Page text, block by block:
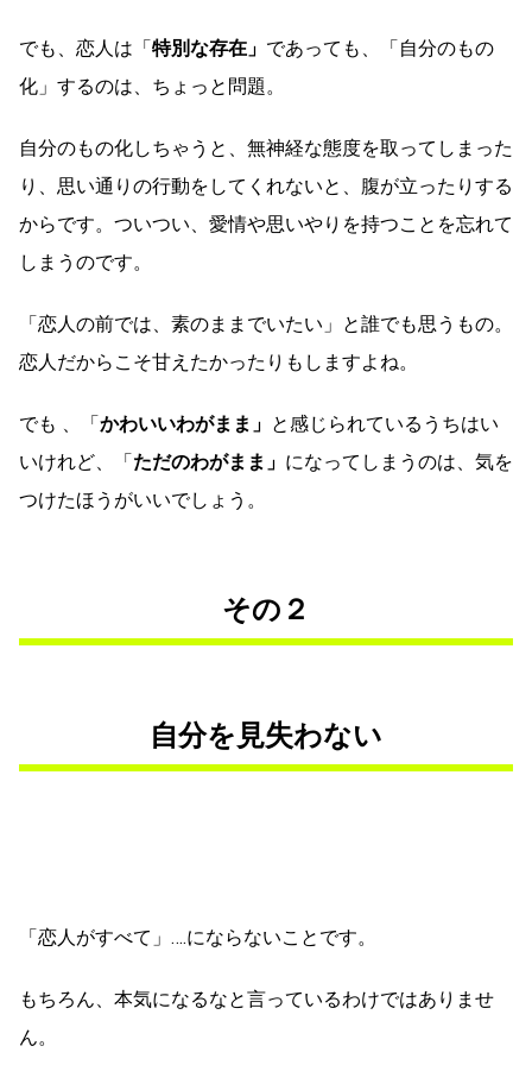
でも、恋人は「特別な存在」 であっても、「自分のもの
化」するのは、ちょっと問題。
自分のもの化しちゃうと、無神経な態度を取ってしまった
り、思い通りの行動をしてくれないと、腹が立ったりする
からです。ついつい、愛情や思いやりを持つことを忘れて
しまうのです。
「恋人の前では、素のままでいたい」と誰でも思うもの。
恋人だからこそ甘えたかったりもしますよね。
でも 、「かわいいわがまま」 と感じられているうちはい
いけれど、「ただのわがまま」 になってしまうのは、気を
つけたほうがいいでしょう。
その２
自分を見失わない
「恋人がすべて」….にならないことです。
もちろん、本気になるなと言っているわけではありませ
ん。